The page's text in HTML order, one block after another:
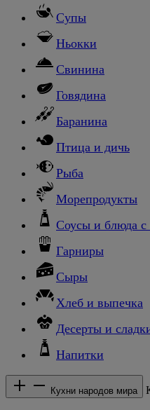
Супы
Ньокки
Свинина
Говядина
Баранина
Птица и дичь
Рыба
Морепродукты
Соусы и блюда
Гарниры
Сыры
Хлеб и выпечка
Десерты и
Напитки
Кухни народов мира